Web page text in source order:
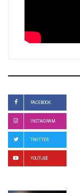
FACEBOOK
INSTAGRAM
TWITTER
YOUTUBE